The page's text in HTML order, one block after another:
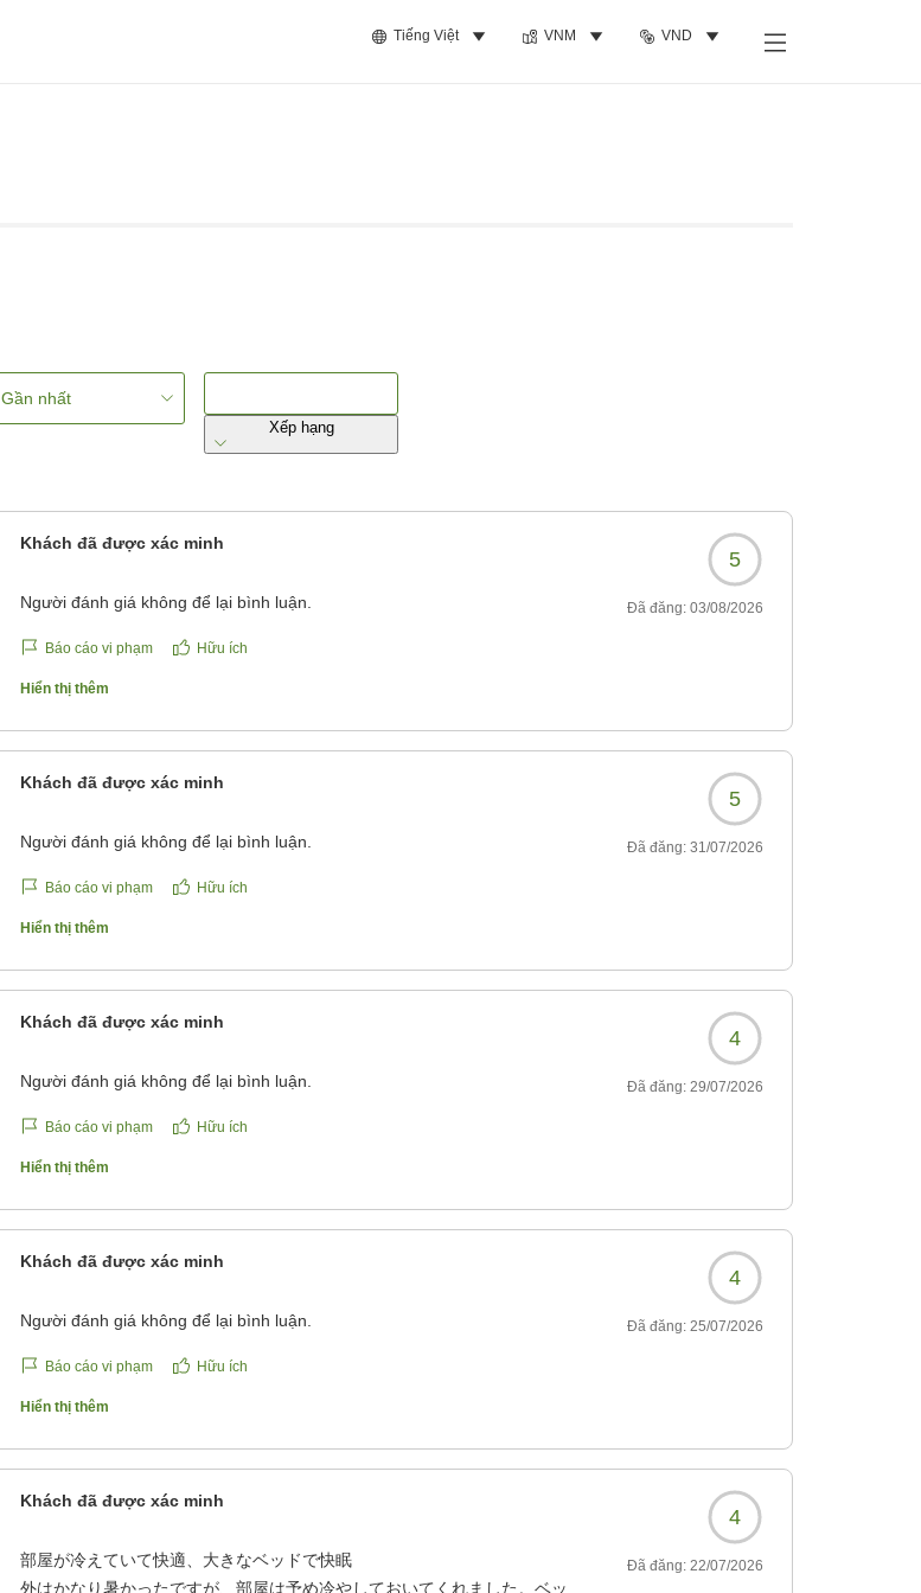
Tiếng Việt VNM VND
Gần nhất
Xếp hạng
Khách đã được xác minh
5
Người đánh giá không để lại bình luận. Đã đăng: 03/08/2026
Báo cáo vi phạm Hữu ích
Hiển thị thêm
Khách đã được xác minh
5
Người đánh giá không để lại bình luận. Đã đăng: 31/07/2026
Báo cáo vi phạm Hữu ích
Hiển thị thêm
Khách đã được xác minh
4
Người đánh giá không để lại bình luận. Đã đăng: 29/07/2026
Báo cáo vi phạm Hữu ích
Hiển thị thêm
Khách đã được xác minh
4
Người đánh giá không để lại bình luận. Đã đăng: 25/07/2026
Báo cáo vi phạm Hữu ích
Hiển thị thêm
Khách đã được xác minh
4
部屋が冷えていて快適、大きなベッドで快眠
外はかなり暑かったですが、部屋は予め冷やしておいてくれました。ベッ
Đã đăng: 22/07/2026